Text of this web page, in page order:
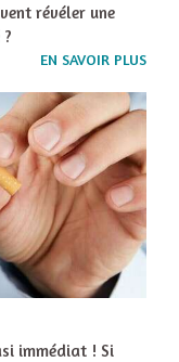
révéler une
EN SAVOIR PLUS
immédiat ! Si